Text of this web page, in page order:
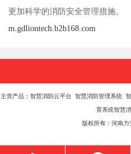
更加科学的消防安全管理措施。
m.gdliontech.b2b168.com
主营产品：智慧消防云平台 智慧消防管理系统
育系统智慧
版权所有：河南力